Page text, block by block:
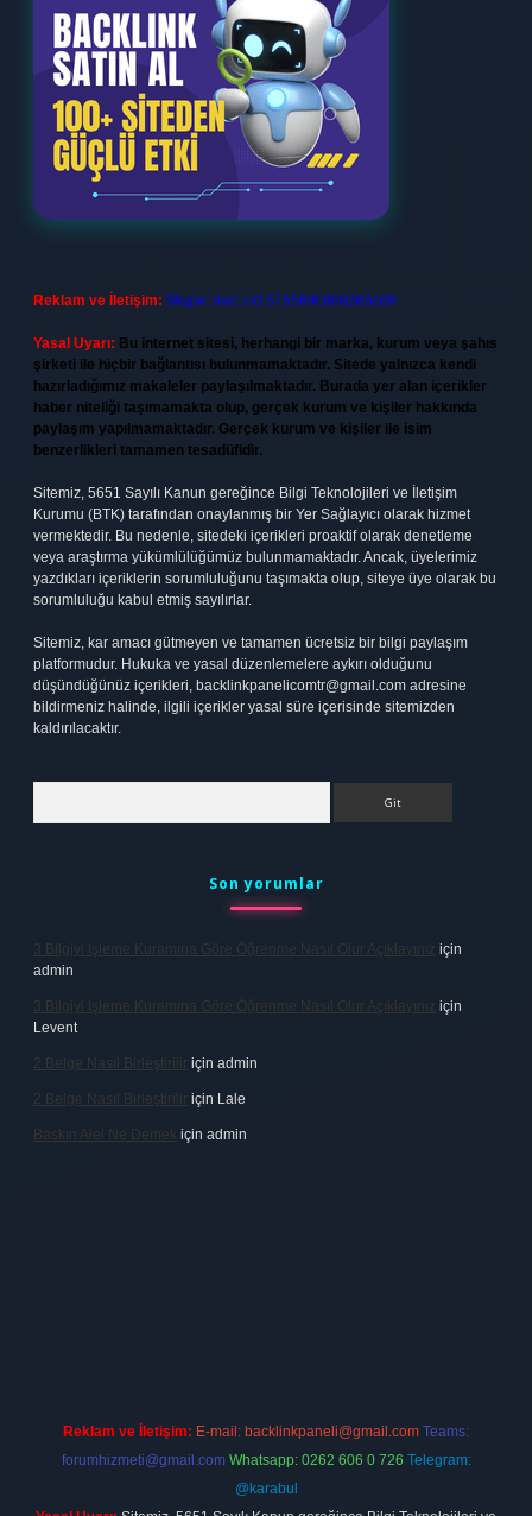
Reklam ve İletişim: Skype: live:.cid.575569c608265c69
Yasal Uyarı: Bu internet sitesi, herhangi bir marka, kurum veya şahıs
şirketi ile hiçbir bağlantısı bulunmamaktadır. Sitede yalnızca kendi
hazırladığımız makaleler paylaşılmaktadır. Burada yer alan içerikler
haber niteliği taşımamakta olup, gerçek kurum ve kişiler hakkında
paylaşım yapılmamaktadır. Gerçek kurum ve kişiler ile isim
benzerlikleri tamamen tesadüfidir.
Sitemiz, 5651 Sayılı Kanun gereğince Bilgi Teknolojileri ve İletişim
Kurumu (BTK) tarafından onaylanmış bir Yer Sağlayıcı olarak hizmet
vermektedir. Bu nedenle, sitedeki içerikleri proaktif olarak denetleme
veya araştırma yükümlülüğümüz bulunmamaktadır. Ancak, üyelerimiz
yazdıkları içeriklerin sorumluluğunu taşımakta olup, siteye üye olarak bu
sorumluluğu kabul etmiş sayılırlar.
Sitemiz, kar amacı gütmeyen ve tamamen ücretsiz bir bilgi paylaşım
platformudur. Hukuka ve yasal düzenlemelere aykırı olduğunu
düşündüğünüz içerikleri, backlinkpanelicomtr@gmail.com adresine
bildirmeniz halinde, ilgili içerikler yasal süre içerisinde sitemizden
kaldırılacaktır.
Son yorumlar
3 Bilgiyi Işleme Kuramına Göre Öğrenme Nasıl Olur Açıklayınız için
admin
3 Bilgiyi Işleme Kuramına Göre Öğrenme Nasıl Olur Açıklayınız için
Levent
2 Belge Nasıl Birleştirilir için admin
2 Belge Nasıl Birleştirilir için Lale
Baskın Alel Ne Demek için admin
Reklam ve İletişim: E-mail: backlinkpaneli@gmail.com Teams:
forumhizmeti@gmail.com Whatsapp: 0262 606 0 726 Telegram:
@karabul